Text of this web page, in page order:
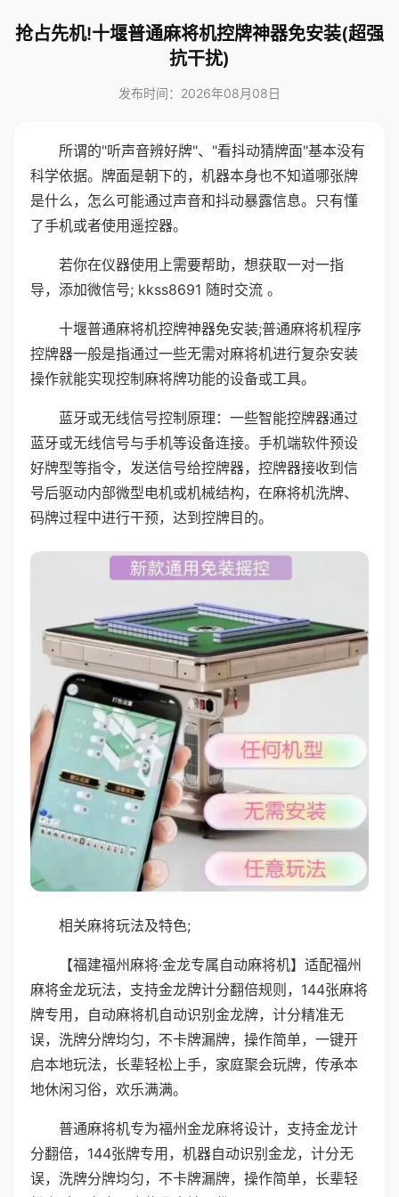
抢占先机!十堰普通麻将机控牌神器免安装(超强
抗干扰)
发布时间：2026年08月08日
所谓的"听声音辨好牌"、"看抖动猜牌面"基本没有
科学依据。牌面是朝下的，机器本身也不知道哪张牌
是什么，怎么可能通过声音和抖动暴露信息。只有懂
了手机或者使用遥控器。
若你在仪器使用上需要帮助，想获取一对一指
导，添加微信号; kkss8691 随时交流 。
十堰普通麻将机控牌神器免安装;普通麻将机程序
控牌器一般是指通过一些无需对麻将机进行复杂安装
操作就能实现控制麻将牌功能的设备或工具。
蓝牙或无线信号控制原理：一些智能控牌器通过
蓝牙或无线信号与手机等设备连接。手机端软件预设
好牌型等指令，发送信号给控牌器，控牌器接收到信
号后驱动内部微型电机或机械结构，在麻将机洗牌、
码牌过程中进行干预，达到控牌目的。
相关麻将玩法及特色;
【福建福州麻将·金龙专属自动麻将机】适配福州
麻将金龙玩法，支持金龙牌计分翻倍规则，144张麻将
牌专用，自动麻将机自动识别金龙牌，计分精准无
误，洗牌分牌均匀，不卡牌漏牌，操作简单，一键开
启本地玩法，长辈轻松上手，家庭聚会玩牌，传承本
地休闲习俗，欢乐满满。
普通麻将机专为福州金龙麻将设计，支持金龙计
分翻倍，144张牌专用，机器自动识别金龙，计分无
误，洗牌分牌均匀，不卡牌漏牌，操作简单，长辈轻